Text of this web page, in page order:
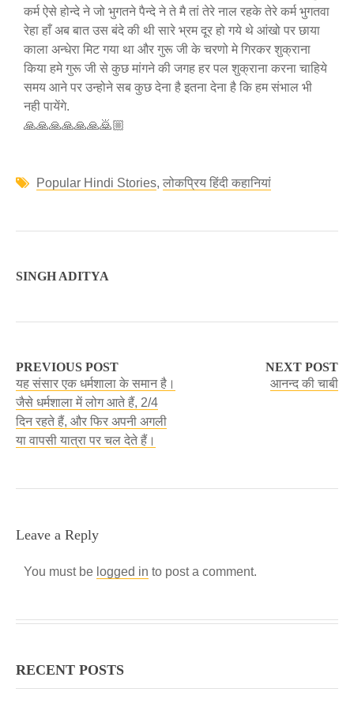
कर्म ऐसे होन्दे ने जो भुगतने पैन्दे ने ते मै तां तेरे नाल रहके तेरे कर्म भुगतवा
रेहा हाँ अब बात उस बंदे की थी सारे भ्रम दूर हो गये थे आंखो पर छाया
काला अन्धेरा मिट गया था और गुरू जी के चरणो मे गिरकर शुक्राना
किया हमे गुरू जी से कुछ मांगने की जगह हर पल शुक्राना करना चाहिये
समय आने पर उन्होने सब कुछ देना है इतना देना है कि हम संभाल भी
नही पायेंगे.
🙏🙏🙏🙏🙏🙏🙇🏼
Popular Hindi Stories, लोकप्रिय हिंदी कहानियां
SINGH ADITYA
PREVIOUS POST
यह संसार एक धर्मशाला के समान है।
जैसे धर्मशाला में लोग आते हैं, 2/4
दिन रहते हैं, और फिर अपनी अगली
या वापसी यात्रा पर चल देते हैं।
NEXT POST
आनन्द की चाबी
Leave a Reply
You must be logged in to post a comment.
RECENT POSTS